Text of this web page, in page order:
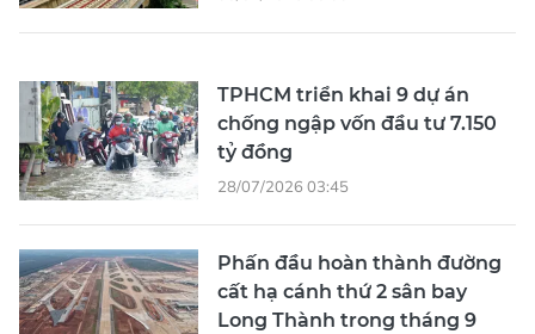
TPHCM triển khai 9 dự án
chống ngập vốn đầu tư 7.150
tỷ đồng
28/07/2026 03:45
Phấn đầu hoàn thành đường
cất hạ cánh thứ 2 sân bay
Long Thành trong tháng 9